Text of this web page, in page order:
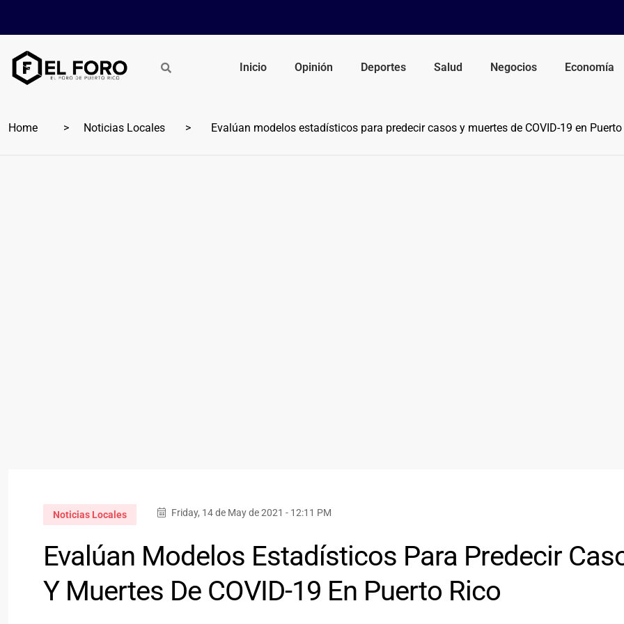
Inicio Opinión Deportes Salud Negocios Economía
Home Noticias Locales Evalúan modelos estadísticos para predecir casos y muertes de COVID-19 en
Noticias Locales Friday, 14 de May de 2021 - 12:11 PM
Evalúan Modelos Estadísticos Para Predecir
Y Muertes De COVID-19 En Puerto Rico